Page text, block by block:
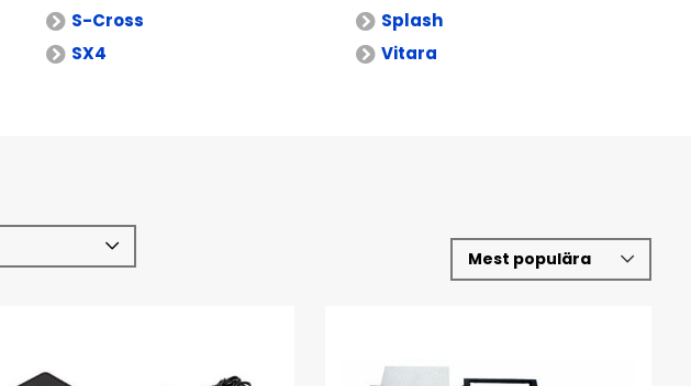
S-Cross
Splash
SX4
Vitara